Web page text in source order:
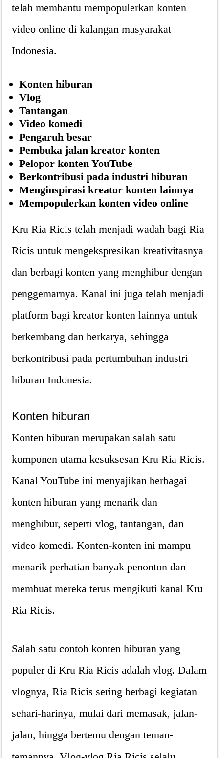
telah membantu mempopulerkan konten
video online di kalangan masyarakat
Indonesia.
Konten hiburan
Vlog
Tantangan
Video komedi
Pengaruh besar
Pembuka jalan kreator konten
Pelopor konten YouTube
Berkontribusi pada industri hiburan
Menginspirasi kreator konten lainnya
Mempopulerkan konten video online
Kru Ria Ricis telah menjadi wadah bagi Ria
Ricis untuk mengekspresikan kreativitasnya
dan berbagi konten yang menghibur dengan
penggemarnya. Kanal ini juga telah menjadi
platform bagi kreator konten lainnya untuk
berkembang dan berkarya, sehingga
berkontribusi pada pertumbuhan industri
hiburan Indonesia.
Konten hiburan
Konten hiburan merupakan salah satu
komponen utama kesuksesan Kru Ria Ricis.
Kanal YouTube ini menyajikan berbagai
konten hiburan yang menarik dan
menghibur, seperti vlog, tantangan, dan
video komedi. Konten-konten ini mampu
menarik perhatian banyak penonton dan
membuat mereka terus mengikuti kanal Kru
Ria Ricis.
Salah satu contoh konten hiburan yang
populer di Kru Ria Ricis adalah vlog. Dalam
vlognya, Ria Ricis sering berbagi kegiatan
sehari-harinya, mulai dari memasak, jalan-
jalan, hingga bertemu dengan teman-